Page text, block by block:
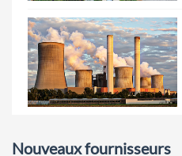
Nouveaux fournisseurs